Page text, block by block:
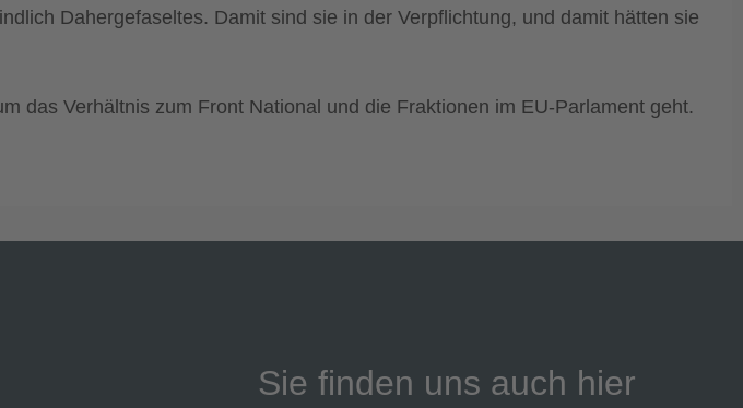
Dahergefaseltes. Damit sind sie in der Verpflichtung, und damit hätten sie
das Verhältnis zum Front National und die Fraktionen im EU-Parlament geht.
Sie finden uns auch hier